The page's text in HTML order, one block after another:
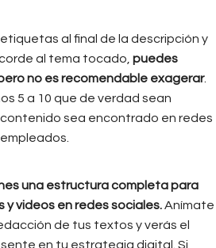
al final de la descripción y
al tema tocado, puedes
no es recomendable exagerar.
5 a 10 que de verdad sean
sea encontrado en redes
una estructura completa para
videos en redes sociales.Anímate
de tus textos y verás el
en tu estrategia digital. Si